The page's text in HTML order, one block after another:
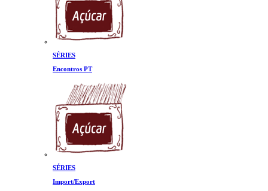
SÉRIES
Encontros PT
SÉRIES
Import/Export